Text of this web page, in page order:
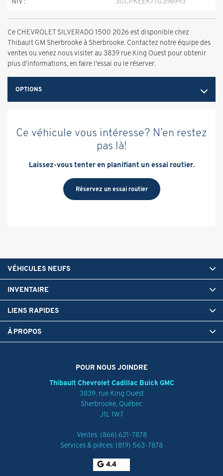
Ce CHEVROLET SILVERADO 1500 2026 est disponible chez
Thibault GM Sherbrooke à Sherbrooke. Contactez notre équipe des
ventes ou venez nous visiter au 3839 rue King Ouest pour obtenir
plus d'informations, en faire l'essai ou le réserver.
OPTIONS
Ce véhicule vous intéresse? N’en restez
pas là!
Laissez-vous tenter en planifiant un essai routier.
Réservez un essai routier
POUR NOUS JOINDRE
Thibault Chevrolet Cadillac Buick GMC
3839, rue King Ouest
Sherbrooke, Québec
J1L 1W7
Ventes: (866) 621-7878
Services & pièces: (819) 563-7878
4.4
VÉHICULES NEUFS
INVENTAIRE
LIENS RAPIDES
À PROPOS